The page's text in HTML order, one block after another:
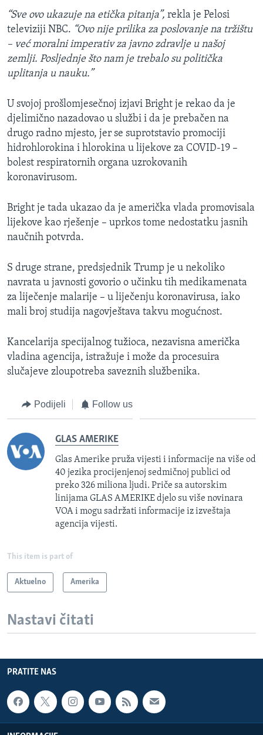
“Sve ovo ukazuje na etička pitanja”, rekla je Pelosi
televiziji NBC. “Ovo nije prilika za poslovanje na tržištu
– već moralni imperativ za javno zdravlje u našoj
zemlji. Posljednje što nam je trebalo su politička
uplitanja u nauku.”
U svojoj prošlomjesečnoj izjavi Bright je rekao da je
djelimično nazadovao u službi i da je prebačen na
drugo radno mjesto, jer se suprotstavio promociji
hidrohlorokina i hlorokina u lijekove za COVID-19 –
bolest respiratornih organa uzrokovanih
koronavirusom.
Bright je tada ukazao da je američka vlada promovisala
lijekove kao rješenje – uprkos tome nedostatku jasnih
naučnih potvrda.
S druge strane, predsjednik Trump je u nekoliko
navrata u javnosti govorio o učinku tih medikamenata
za liječenje malarije – u liječenju koronavirusa, iako
mali broj studija nagovještava takvu mogućnost.
Kancelarija specijalnog tužioca, nezavisna američka
vladina agencija, istražuje i može da procesuira
slučajeve zloupotreba saveznih službenika.
Podijeli Follow us
GLAS AMERIKE
Glas Amerike pruža vijesti i informacije na više od
40 jezika procijenjenoj sedmičnoj publici od
preko 326 miliona ljudi. Priče sa autorskim
linijama GLAS AMERIKE djelo su više novinara
VOA i mogu sadržati informacije iz izveštaja
agencija vijesti.
This item is part of
Aktuelno Amerika
Nastavi čitati
PRATITE NAS